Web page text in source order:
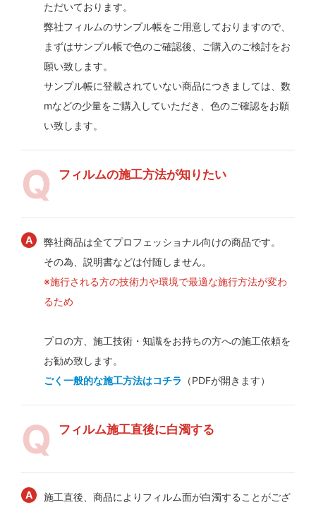
ただいております。
弊社フィルムのサンプル帳をご用意しておりますので、
まずはサンプル帳で色のご確認後、ご購入のご検討をお
願い致します。
サンプル帳に登載されていない商品につきましては、数
mなどの少量をご購入していただき、色のご確認をお願
い致します。
フィルムの施工方法が知りたい
弊社商品は全てプロフェッショナル向けの商品です。
その為、説明書などは付随しません。
※施行される方の技術力や環境で最適な施行方法が変わ
るため
プロの方、施工技術・知識をお持ちの方への施工依頼を
お勧め致します。
ごく一般的な施工方法はコチラ （PDFが開きます）
フィルム施工直後に白濁する
施工直後、商品によりフィルム面が白濁することがござ